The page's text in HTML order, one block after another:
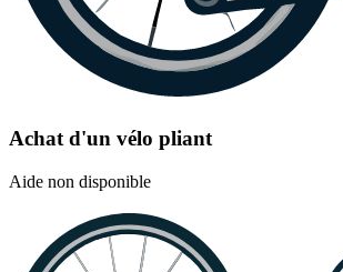
Achat d'un vélo pliant
Aide non disponible